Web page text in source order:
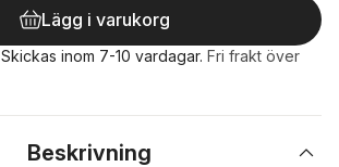
Lägg i varukorg
Skickas inom 7-10 vardagar. Fri frakt över
Beskrivning